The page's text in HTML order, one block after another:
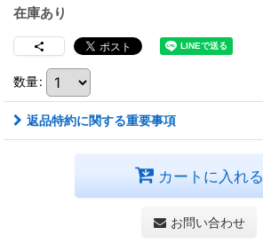
在庫あり
数量:
返品特約に関する重要事項
カートに入れる
お問い合わせ